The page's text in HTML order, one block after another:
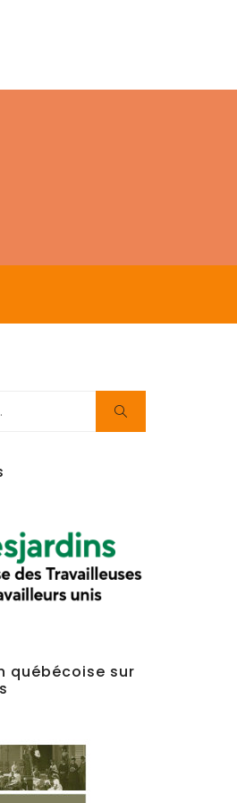
Chercher
québécoise sur